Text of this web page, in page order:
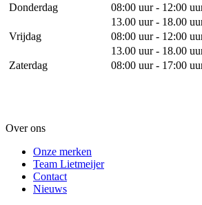
Donderdag
08:00 uur - 12:00
13.00 uur - 18.00
Vrijdag
08:00 uur - 12:00
13.00 uur - 18.00
Zaterdag
08:00 uur - 17:00
Over ons
Onze merken
Team Lietmeijer
Contact
Nieuws